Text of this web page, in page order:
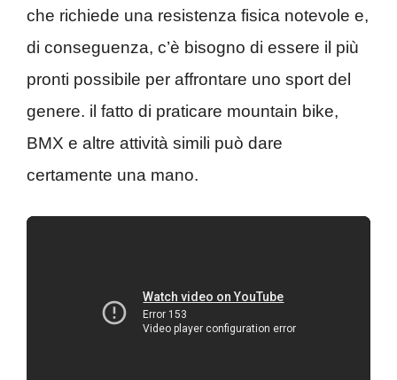
che richiede una resistenza fisica notevole e,
di conseguenza, c’è bisogno di essere il più
pronti possibile per affrontare uno sport del
genere. il fatto di praticare mountain bike,
BMX e altre attività simili può dare
certamente una mano.